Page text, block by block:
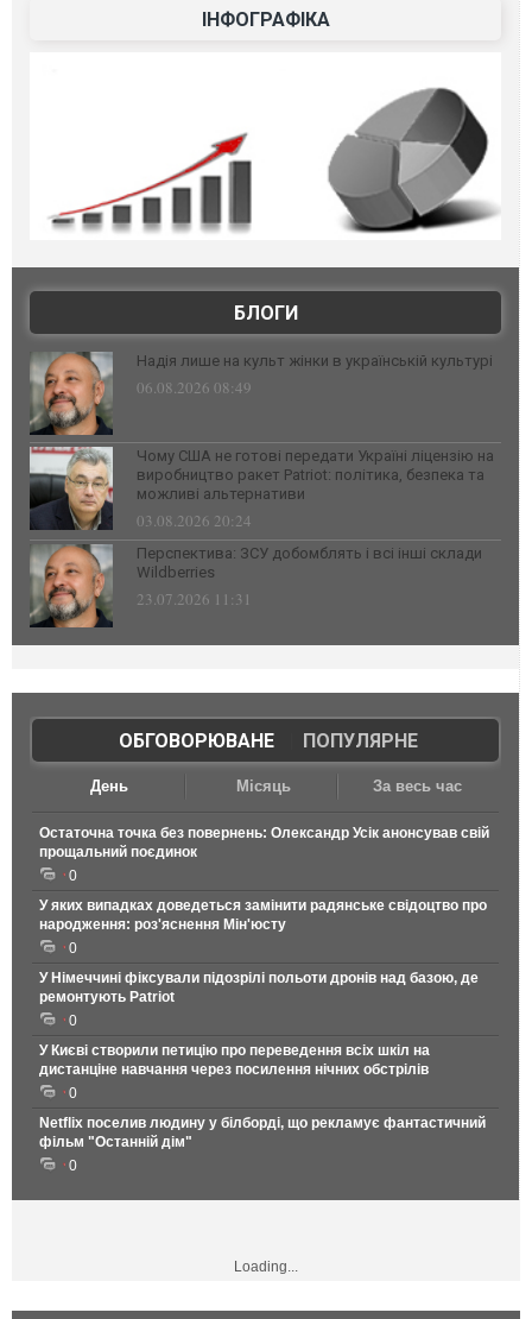
ІНФОГРАФІКА
БЛОГИ
Надія лише на культ жінки в українській культурі
06.08.2026 08:49
Чому США не готові передати Україні ліцензію на
виробництво ракет Patriot: політика, безпека та
можливі альтернативи
03.08.2026 20:24
Перспектива: ЗСУ добомблять і всі інші склади
Wildberries
23.07.2026 11:31
ОБГОВОРЮВАНЕ| ПОПУЛЯРНЕ
День Місяць За весь час
Остаточна точка без повернень: Олександр Усік анонсував свій
прощальний поєдинок
0
У яких випадках доведеться замінити радянське свідоцтво про
народження: роз'яснення Мін'юсту
0
У Німеччині фіксували підозрілі польоти дронів над базою, де
ремонтують Patriot
0
У Києві створили петицію про переведення всіх шкіл на
дистанціне навчання через посилення нічних обстрілів
0
Netflix поселив людину у білборді, що рекламує фантастичний
фільм "Останній дім"
0
Loading...